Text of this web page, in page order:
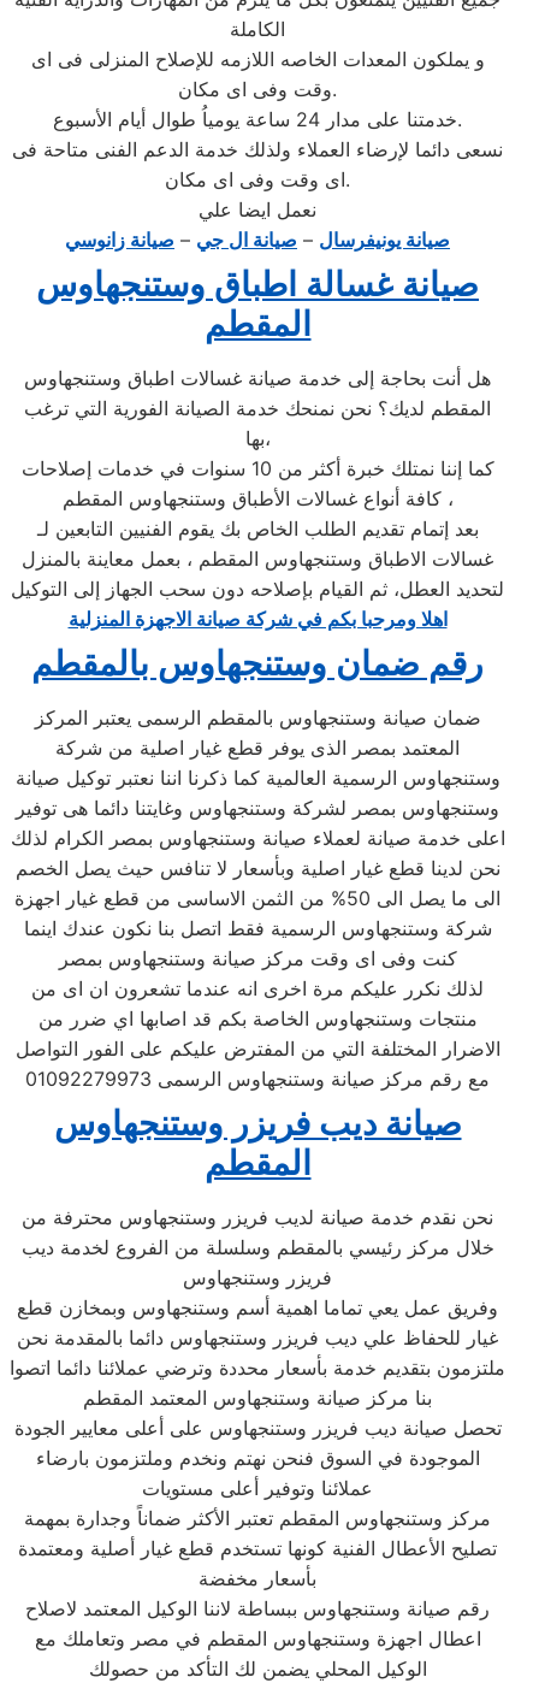
الكاملة
و يملكون المعدات الخاصه اللازمه للإصلاح المنزلى فى اى
وقت وفى اى مكان.
خدمتنا على مدار 24 ساعة يومياُ طوال أيام الأسبوع.
نسعى دائما لإرضاء العملاء ولذلك خدمة الدعم الفنى متاحة فى
اى وقت وفى اى مكان.
نعمل ايضا علي
صيانة يونيفرسال – صيانة ال جي – صيانة زانوسي
صيانة غسالة اطباق وستنجهاوس
المقطم
هل أنت بحاجة إلى خدمة صيانة غسالات اطباق وستنجهاوس
المقطم لديك؟ نحن نمنحك خدمة الصيانة الفورية التي ترغب
بها،
كما إننا نمتلك خبرة أكثر من 10 سنوات في خدمات إصلاحات
كافة أنواع غسالات الأطباق وستنجهاوس المقطم ،
بعد إتمام تقديم الطلب الخاص بك يقوم الفنيين التابعين لـ
غسالات الاطباق وستنجهاوس المقطم ، بعمل معاينة بالمنزل
لتحديد العطل، ثم القيام بإصلاحه دون سحب الجهاز إلى التوكيل
اهلا ومرحبا بكم في شركة صيانة الاجهزة المنزلية
رقم ضمان وستنجهاوس بالمقطم
ضمان صيانة وستنجهاوس بالمقطم الرسمى يعتبر المركز
المعتمد بمصر الذى يوفر قطع غيار اصلية من شركة
وستنجهاوس الرسمية العالمية كما ذكرنا اننا نعتبر توكيل صيانة
وستنجهاوس بمصر لشركة وستنجهاوس وغايتنا دائما هى توفير
اعلى خدمة صيانة لعملاء صيانة وستنجهاوس بمصر الكرام لذلك
نحن لدينا قطع غيار اصلية وبأسعار لا تنافس حيث يصل الخصم
الى ما يصل الى 50% من الثمن الاساسى من قطع غيار اجهزة
شركة وستنجهاوس الرسمية فقط اتصل بنا نكون عندك اينما
كنت وفى اى وقت مركز صيانة وستنجهاوس بمصر
لذلك نكرر عليكم مرة اخرى انه عندما تشعرون ان اى من
منتجات وستنجهاوس الخاصة بكم قد اصابها اي ضرر من
الاضرار المختلفة التي من المفترض عليكم على الفور التواصل
مع رقم مركز صيانة وستنجهاوس الرسمى 01092279973
صيانة ديب فريزر وستنجهاوس
المقطم
نحن نقدم خدمة صيانة لديب فريزر وستنجهاوس محترفة من
خلال مركز رئيسي بالمقطم وسلسلة من الفروع لخدمة ديب
فريزر وستنجهاوس
وفريق عمل يعي تماما اهمية أسم وستنجهاوس وبمخازن قطع
غيار للحفاظ علي ديب فريزر وستنجهاوس دائما بالمقدمة نحن
ملتزمون بتقديم خدمة بأسعار محددة وترضي عملائنا دائما اتصوا
بنا مركز صيانة وستنجهاوس المعتمد المقطم
تحصل صيانة ديب فريزر وستنجهاوس على أعلى معايير الجودة
الموجودة في السوق فنحن نهتم ونخدم وملتزمون بارضاء
عملائنا وتوفير أعلى مستويات
مركز وستنجهاوس المقطم تعتبر الأكثر ضماناً وجدارة بمهمة
تصليح الأعطال الفنية كونها تستخدم قطع غيار أصلية ومعتمدة
بأسعار مخفضة
رقم صيانة وستنجهاوس ببساطة لاننا الوكيل المعتمد لاصلاح
اعطال اجهزة وستنجهاوس المقطم في مصر وتعاملك مع
الوكيل المحلي يضمن لك التأكد من حصولك